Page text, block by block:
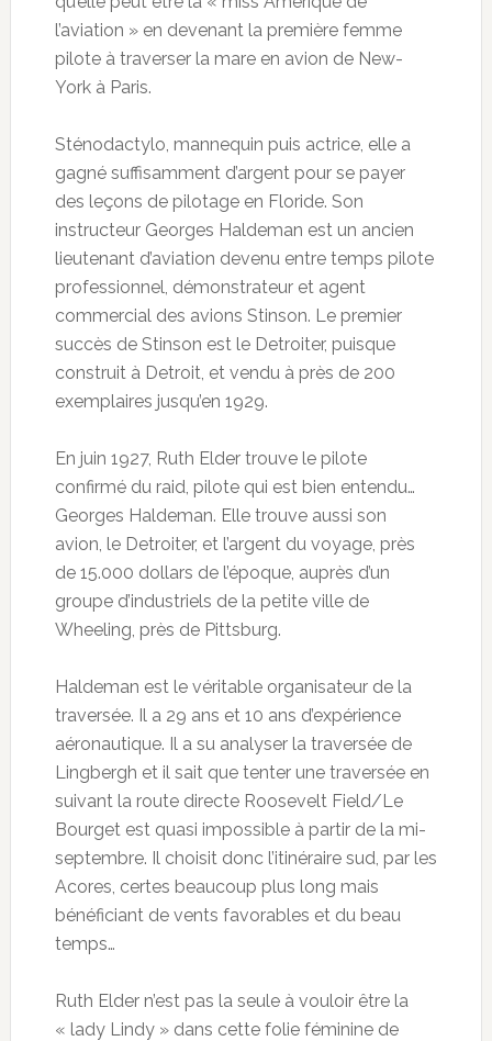
l’aviation » en devenant la première femme
pilote à traverser la mare en avion de New-
York à Paris.
Sténodactylo, mannequin puis actrice, elle a
gagné suffisamment d’argent pour se payer
des leçons de pilotage en Floride. Son
instructeur Georges Haldeman est un ancien
lieutenant d’aviation devenu entre temps pilote
professionnel, démonstrateur et agent
commercial des avions Stinson. Le premier
succès de Stinson est le Detroiter, puisque
construit à Detroit, et vendu à près de 200
exemplaires jusqu’en 1929.
En juin 1927, Ruth Elder trouve le pilote
confirmé du raid, pilote qui est bien entendu…
Georges Haldeman. Elle trouve aussi son
avion, le Detroiter, et l’argent du voyage, près
de 15.000 dollars de l’époque, auprès d’un
groupe d’industriels de la petite ville de
Wheeling, près de Pittsburg.
Haldeman est le véritable organisateur de la
traversée. Il a 29 ans et 10 ans d’expérience
aéronautique. Il a su analyser la traversée de
Lingbergh et il sait que tenter une traversée en
suivant la route directe Roosevelt Field/Le
Bourget est quasi impossible à partir de la mi-
septembre. Il choisit donc l’itinéraire sud, par les
Acores, certes beaucoup plus long mais
bénéficiant de vents favorables et du beau
temps…
Ruth Elder n’est pas la seule à vouloir être la
« lady Lindy » dans cette folie féminine de